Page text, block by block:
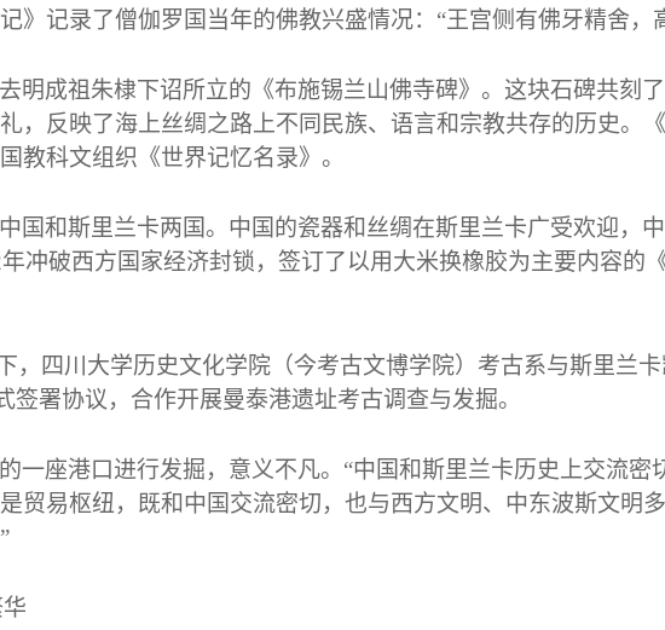
》记录了僧伽罗国当年的佛教兴盛情况：“王宫侧有佛牙精舍
明成祖朱棣下诏所立的《布施锡兰山佛寺碑》。这块石碑共刻
，反映了海上丝绸之路上不同民族、语言和宗教共存的历史。
教科文组织《世界记忆名录》。
国和斯里兰卡两国。中国的瓷器和丝绸在斯里兰卡广受欢迎，
年冲破西方国家经济封锁，签订了以用大米换橡胶为主要内容的
，四川大学历史文化学院（今考古文博学院）考古系与斯里兰
签署协议，合作开展曼泰港遗址考古调查与发掘。
一座港口进行发掘，意义不凡。“中国和斯里兰卡历史上交流
贸易枢纽，既和中国交流密切，也与西方文明、中东波斯文明